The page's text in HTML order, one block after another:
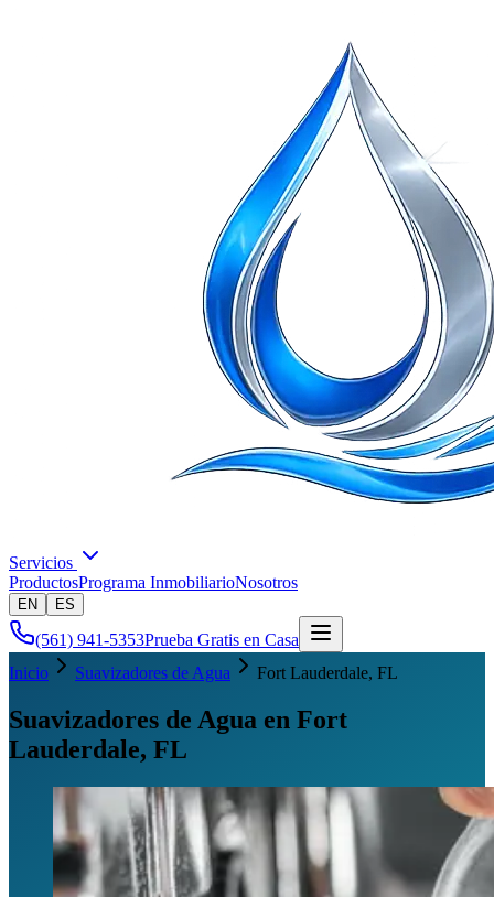
Servicios
ProductosPrograma InmobiliarioNosotros
EN ES
(561) 941-5353Prueba Gratis en Casa
Inicio
Suavizadores de Agua Fort Lauderdale, FL
Suavizadores de Agua en Fort
Lauderdale, FL